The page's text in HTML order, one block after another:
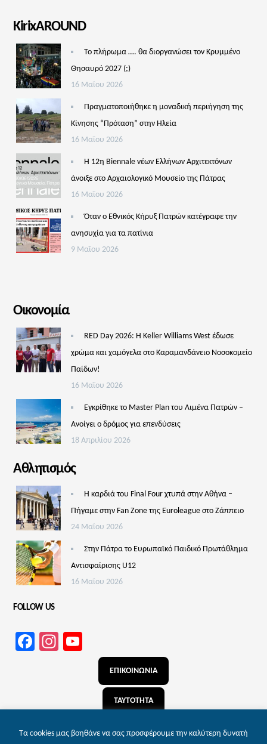
KirixAROUND
Το πλήρωμα …. θα διοργανώσει τον Κρυμμένο
Θησαυρό 2027 (;)
16 Μαΐου 2026
Πραγματοποιήθηκε η μοναδική περιήγηση της
Κίνησης “Πρόταση” στην Ηλεία
16 Μαΐου 2026
Η 12η Biennale νέων Ελλήνων Αρχιτεκτόνων
άνοιξε στο Αρχαιολογικό Μουσείο της Πάτρας
16 Μαΐου 2026
Όταν ο Εθνικός Κήρυξ Πατρών κατέγραφε την
ανησυχία για τα πατίνια
9 Μαΐου 2026
Οικονομία
RED Day 2026: Η Keller Williams West έδωσε
χρώμα και χαμόγελα στο Καραμανδάνειο Νοσοκομείο
Παίδων!
16 Μαΐου 2026
Εγκρίθηκε το Master Plan του Λιμένα Πατρών –
Aνοίγει ο δρόμος για επενδύσεις
18 Απριλίου 2026
Αθλητισμός
Η καρδιά του Final Four χτυπά στην Αθήνα –
Πήγαμε στην Fan Zone της Euroleague στο Ζάππειο
24 Μαΐου 2026
Στην Πάτρα το Ευρωπαϊκό Παιδικό Πρωτάθλημα
Αντισφαίρισης U12
16 Μαΐου 2026
FOLLOW US
Facebook
Instagram
Channel
ΕΠΙΚΟΙΝΩΝΙΑ
ΤΑΥΤΟΤΗΤΑ
Τα cookies μας βοηθάνε να σας προσφέρουμε την καλύτερη δυνατή